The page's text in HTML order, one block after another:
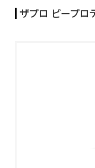
ザプロ ピープロ